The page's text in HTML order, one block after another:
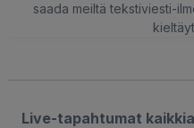
saada meiltä tekstiviesti-
Live-tapahtumat